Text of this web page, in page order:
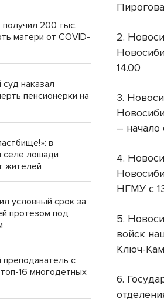
2.
14.00
3.
– начало
4.
НГМУ с
5.
войск
Ключ-
6.
200 тыс.
матери от COVID-
наказал
пенсионерки на
в
селе лошади
жителей
условный срок за
протезом под
с
16 многодетных